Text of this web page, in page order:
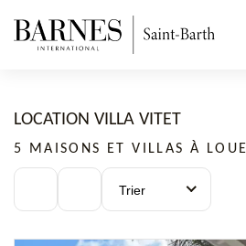
LOCATION VILLA VITET
5 MAISONS ET VILLAS À
Trier